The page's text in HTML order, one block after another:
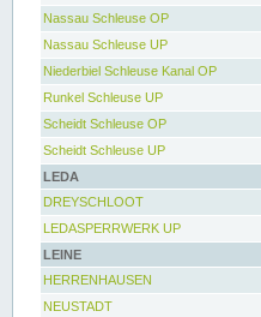
Nassau Schleuse OP
Nassau Schleuse UP
Niederbiel Schleuse Kanal OP
Runkel Schleuse UP
Scheidt Schleuse OP
Scheidt Schleuse UP
LEDA
DREYSCHLOOT
LEDASPERRWERK UP
LEINE
HERRENHAUSEN
NEUSTADT